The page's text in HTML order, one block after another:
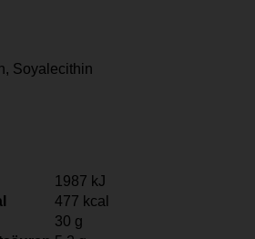
Soyalecithin
1987 kJ
477 kcal
30 g